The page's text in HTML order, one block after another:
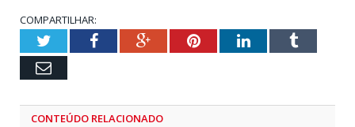
COMPARTILHAR:
TwitterFacebookGoogle+PinterestLinkedInTumblr
Email
CONTEÚDO RELACIONADO